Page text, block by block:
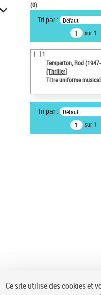
VOTRE RECHERCHE
Recherche avancée
notices d’autorité
Œuvres liées à l'auteur :
Temperton, Rod
Type de notice d'autorité
Type de notice
(0)
Tri par : Défaut
sur 1
1
Temperton, Rod
[Thriller]
Titre uniforme musical
Tri par : Défaut
sur 1
Ce site utilise des cookies et